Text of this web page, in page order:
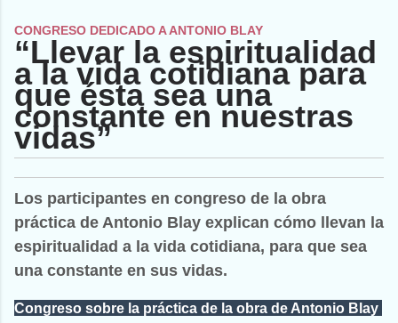
CONGRESO DEDICADO A ANTONIO BLAY
“Llevar la espiritualidad
a la vida cotidiana para
que ésta sea una
constante en nuestras
vidas”
Los participantes en congreso de la obra
práctica de Antonio Blay explican cómo llevan la
espiritualidad a la vida cotidiana, para que sea
una constante en sus vidas.
Congreso sobre la práctica de la obra de Antonio Blay